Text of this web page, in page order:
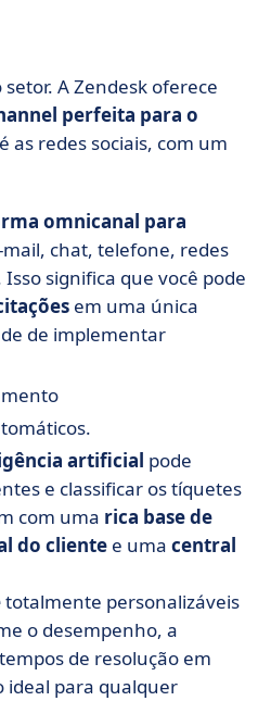
A Zendesk oferece
perfeita para o
as redes sociais, com um
omnicanal para
mail, chat, telefone, redes
significa que você pode
em uma única
de implementar
artificial pode
e classificar os tíquetes
com uma rica base de
do cliente e uma central
totalmente personalizáveis
o desempenho, a
de resolução em
ideal para qualquer